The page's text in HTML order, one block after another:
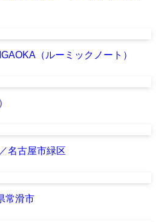
（ルーミックノート）
名古屋市緑区
常滑市